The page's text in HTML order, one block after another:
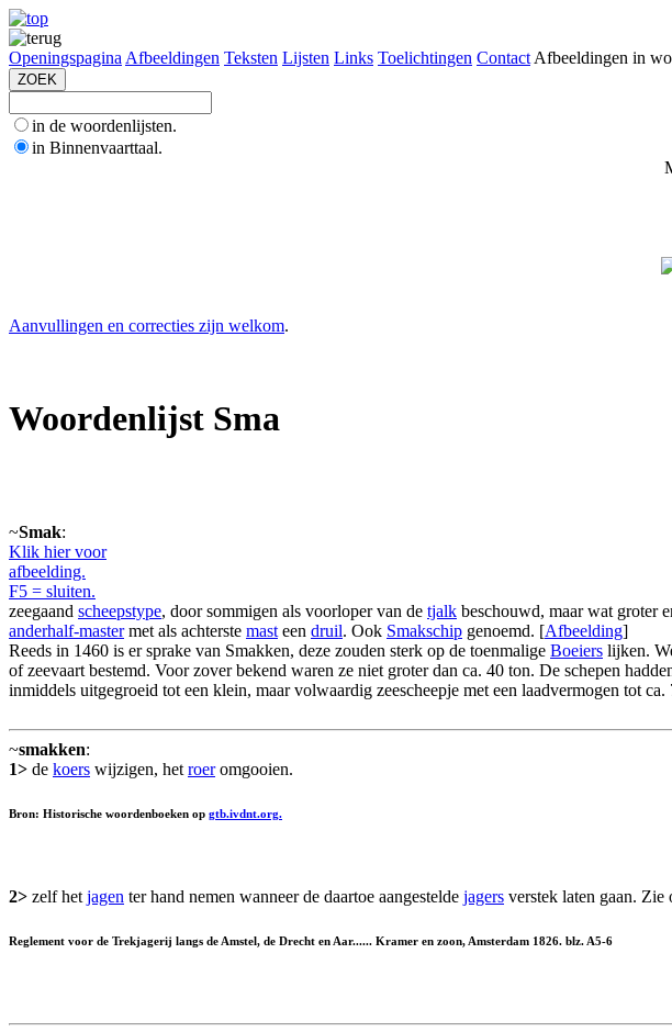
Openingspagina Afbeeldingen Teksten Lijsten Links Toelichtingen Contact Afbeeldingen in
in de woordenlijsten.
in Binnenvaarttaal.
Aanvullingen en correcties zijn welkom.
Woordenlijst Sma
~Smak:
Klik hier voor
afbeelding.
F5 = sluiten.
zeegaand scheepstype, door sommigen als voorloper van de tjalk beschouwd, maar wat groter
anderhalf-mastermet als achterste mast een druil. Ook Smakschip genoemd. [Afbeelding]
Reeds in 1460 is er sprake van Smakken, deze zouden sterk op de toenmalige Boeiers lijken.
of zeevaart bestemd. Voor zover bekend waren ze niet groter dan ca. 40 ton. De schepen
inmiddels uitgegroeid tot een klein, maar volwaardig zeescheepje met een laadvermogen tot
~smakken:
1> de koers wijzigen, het roeromgooien.
Bron: Historische woordenboeken op gtb.ivdnt.org.
2> zelf het jagen ter hand nemen wanneer de daartoe aangestelde jagers verstek laten gaan. Zie
Reglement voor de Trekjagerij langs de Amstel, de Drecht en Aar...... Kramer en zoon, Amsterdam 1826. blz. A5-6